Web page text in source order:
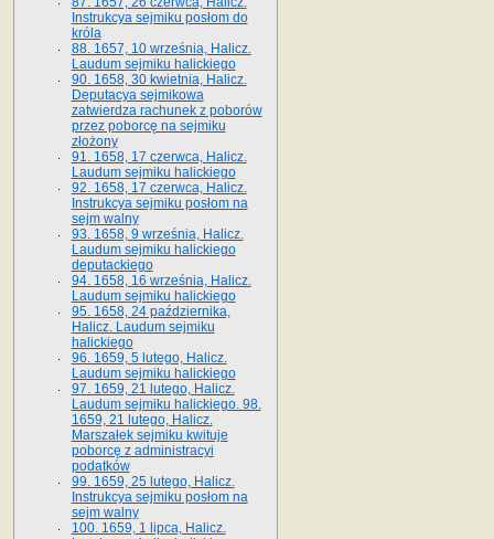
Instrukcya sejmiku posłom do
króla
88. 1657, 10 września, Halicz.
Laudum sejmiku halickiego
90. 1658, 30 kwietnia, Halicz.
Deputacya sejmikowa
zatwierdza rachunek z poborów
przez poborcę na sejmiku
złożony
91. 1658, 17 czerwca, Halicz.
Laudum sejmiku halickiego
92. 1658, 17 czerwca, Halicz.
Instrukcya sejmiku posłom na
sejm walny
93. 1658, 9 września, Halicz.
Laudum sejmiku halickiego
deputackiego
94. 1658, 16 września, Halicz.
Laudum sejmiku halickiego
95. 1658, 24 października,
Halicz. Laudum sejmiku
halickiego
96. 1659, 5 lutego, Halicz.
Laudum sejmiku halickiego
97. 1659, 21 lutego, Halicz.
Laudum sejmiku halickiego. 98.
1659, 21 lutego, Halicz.
Marszałek sejmiku kwituje
poborcę z administracyi
podatków
99. 1659, 25 lutego, Halicz.
Instrukcya sejmiku posłom na
sejm walny
100. 1659, 1 lipca, Halicz.